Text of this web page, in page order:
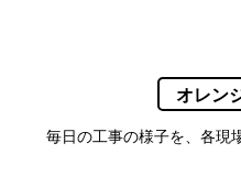
オレン
毎日の工事の様子を、各現